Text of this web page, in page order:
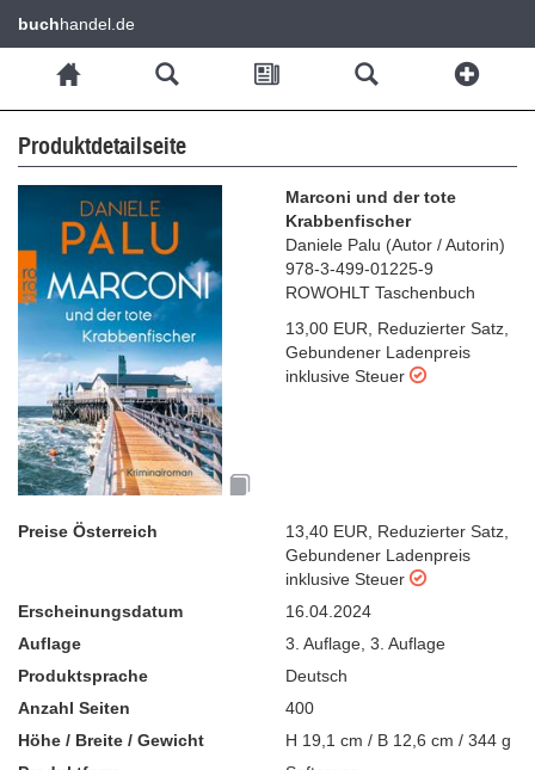
buchhandel.de
Produktdetailseite
Marconi und der tote
Krabbenfischer
Daniele Palu (Autor / Autorin)
978-3-499-01225-9
ROWOHLT Taschenbuch
13,00 EUR
Reduzierter Satz
Gebundener Ladenpreis
inklusive Steuer
Preise Österreich 13,40 EUR Reduzierter Satz
Gebundener Ladenpreis
inklusive Steuer
Erscheinungsdatum
16.04.2024
Auflage
3. Auflage 3. Auflage
Produktsprache
Deutsch
Anzahl Seiten
400
Höhe / Breite / Gewicht
H 19,1 cm / B 12,6 cm / 344 g